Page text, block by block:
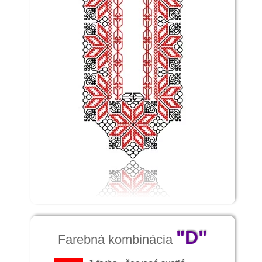
K sviatočnému ženskému kroju sa obúvali
čižmy z kvalitnej červenej a žltej kože alebo
obyčajnej čiernej kože s vysokými sárami.
Sviatočné čepce boli z bielych čipiek,
háčkované alebo z vyšívaného tylu.
Čelenka mala dlhé konce, tzv. mazny,
siahajúce až na hruď . V zime sa nosili
kožuchy a kožúšky z barančiny, zväčša
vyrobené kožušníkmi z Mošoviec.
Farebná kombinácia "D"